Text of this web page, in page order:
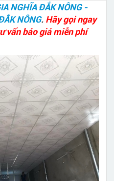
NGHĨA ĐẮK NÔNG -
NÔNG. Hãy gọi ngay
vấn báo giá miễn phí